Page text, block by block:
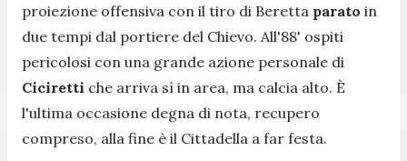
proiezione offensiva con il tiro di Beretta parato in
due tempi dal portiere del Chievo. All'88' ospiti
pericolosi con una grande azione personale di
Ciciretti che arriva sì in area, ma calcia alto. È
l'ultima occasione degna di nota, recupero
compreso, alla fine è il Cittadella a far festa.